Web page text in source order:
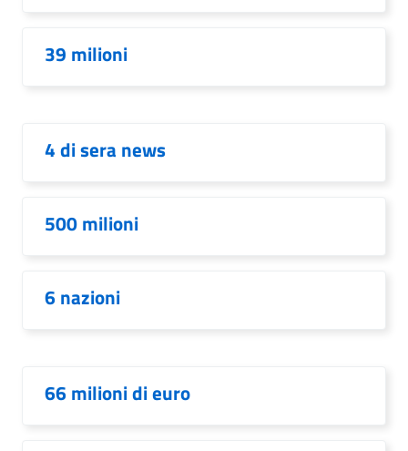
39 milioni
4 di sera news
500 milioni
6 nazioni
66 milioni di euro